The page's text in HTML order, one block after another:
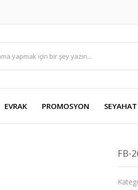
EVRAK PROMOSYON SEYAHAT
FB-